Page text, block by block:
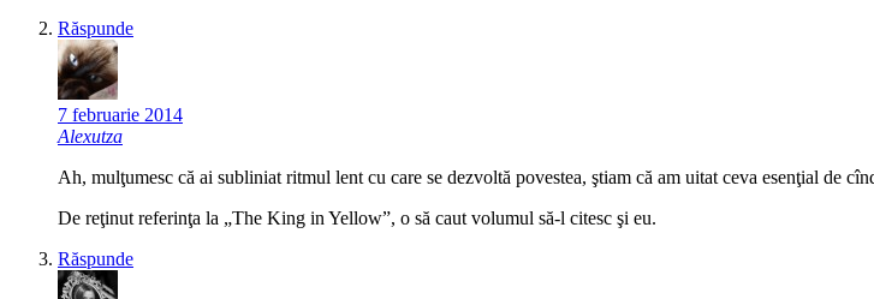
Răspunde
7 februarie 2014
Alexutza
Ah, mulţumesc că ai subliniat ritmul lent cu care se dezvoltă povestea, ştiam că am uitat ceva esenţial de
De reţinut referinţa la „The King in Yellow”, o să caut volumul să-l citesc şi eu.
Răspunde